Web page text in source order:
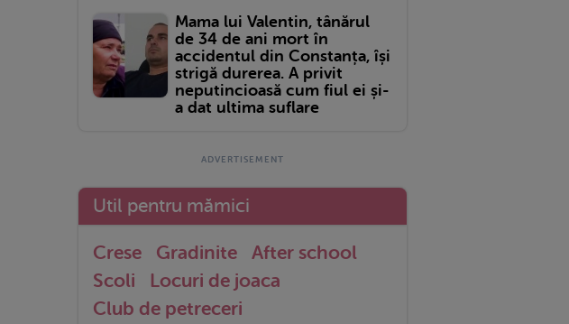
Mama lui Valentin, tânărul
de 34 de ani mort în
accidentul din Constanța, își
strigă durerea. A privit
neputincioasă cum fiul ei și-
a dat ultima suflare
Util pentru mămici
Crese Gradinite
After school
Scoli
Locuri de joaca
Club de petreceri